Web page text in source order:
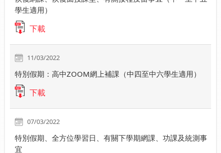
學生適用）
下載
11/03/2022
特別假期：高中ZOOM網上補課（中四至中六學生適用）
下載
07/03/2022
特別假期、全方位學習日、有關下學期網課、功課及統測事
宜